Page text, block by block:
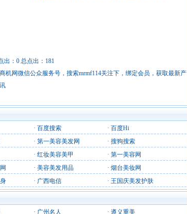
出：0 总点出：181
网微信公众服务号，搜索mrmf114关注下，绑定会员，获取最新产
· 百度搜索 · 百度Hi
· 第一美容美发网 · 搜狗搜索
· 红妆美容美甲 · 第一美容网
· 美容美发用品 · 烟台美妆网
· 广西电信 · 王国庆美发护肤
· 广州名人 · 遵义重美